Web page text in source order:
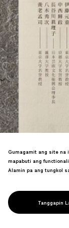
CREATIVITY
Gumagamit ang site na
mapabuti ang
Alamin pa ang tungkol
Tanggapin